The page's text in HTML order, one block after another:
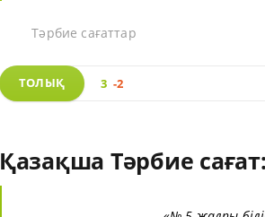
Тәрбие сағаттар
ТОЛЫҚ 3 -2
Қазақша Тәрбие